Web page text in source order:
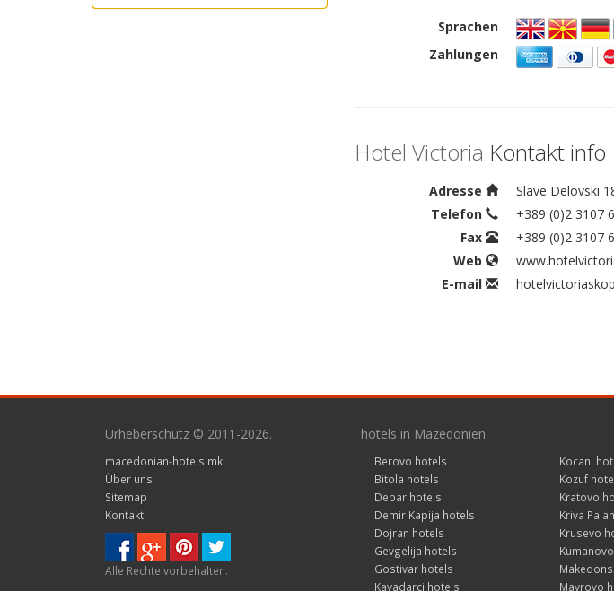
Sprachen
Zahlungen
Hotel Victoria Kontakt info
Adresse
Slave Delovski
Telefon
+389 (0)2 3107
Fax
+389 (0)2 3107
Web
E-mail
Urheberschutz © 2011-2026.
macedonian-hotels.mk
Über uns
Sitemap
Kontakt
Alle Rechte vorbehalten.
hotels in Mazedonien
Berovo hotels
Bitola hotels
Debar hotels
Demir Kapija hotels
Dojran hotels
Gevgelija hotels
Gostivar hotels
Kavadarci hotels
Kocani
Kozuf
Kratovo
Kriva
Krusevo
Mavrovo